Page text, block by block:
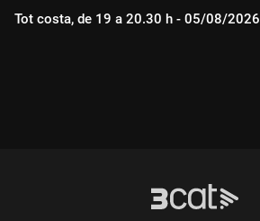
Tot costa, de 19 a 20.30 h - 05/08/2026